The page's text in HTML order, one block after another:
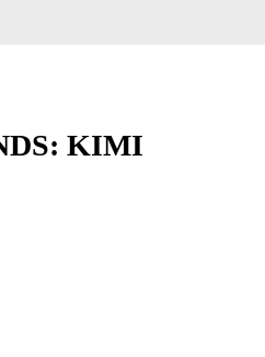
KIMI